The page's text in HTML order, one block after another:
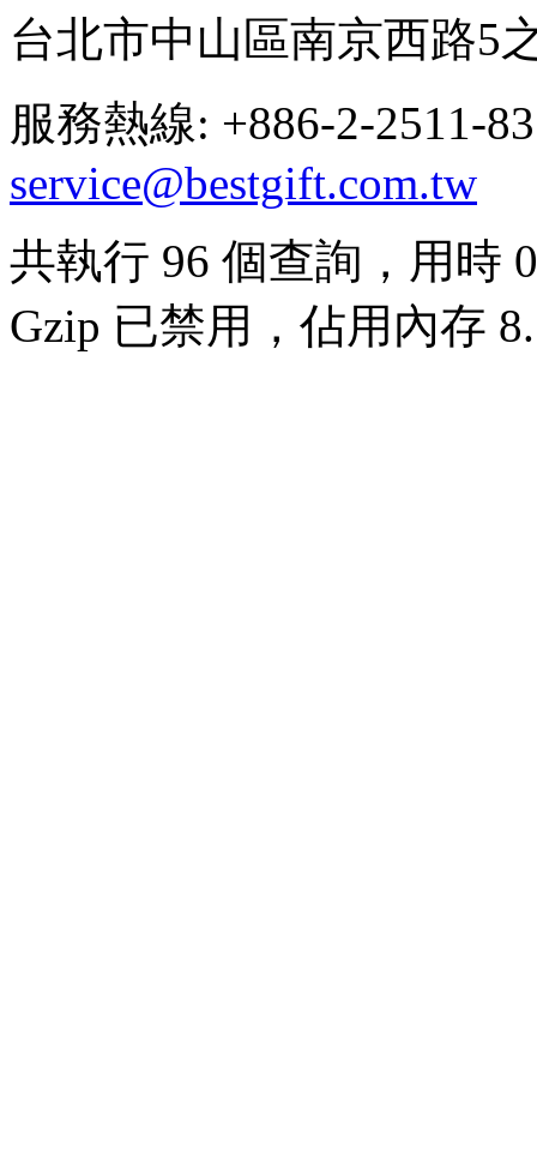
台北市中山區南京西路5
服務熱線: +886-2-
service@bestgift.com.tw
共執行 96 個查詢，用時
Gzip 已禁用，佔用內存